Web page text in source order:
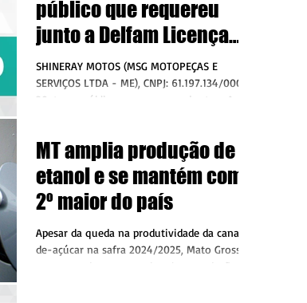
público que requereu
junto a Delfam Licença
Ambiental de
Regularização
SHINERAY MOTOS (MSG MOTOPEÇAS E
SERVIÇOS LTDA - ME), CNPJ: 61.197.134/0001-
39, torna público que requereu junto a A
MT amplia produção de
etanol e se mantém como
2º maior do país
Apesar da queda na produtividade da cana-
de-açúcar na safra 2024/2025, Mato Grosso
segue em destaque nacional na produção de